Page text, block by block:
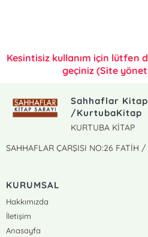
Kesintisiz kullanım için lütfen
geçiniz (Site
Sahhaflar Kitap
/KurtubaKitap
KURTUBA KİTAP
SAHHAFLAR ÇARŞISI NO:26 FATİH
KURUMSAL
Hakkımızda
İletişim
Anasayfa